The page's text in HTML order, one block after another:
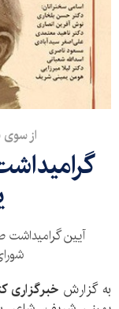
از
آیین
به گزارش خبرگزاری